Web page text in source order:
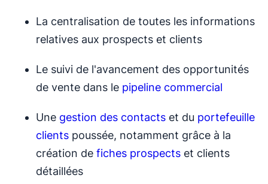
La centralisation de toutes les informations
relatives aux prospects et clients
Le suivi de l'avancement des opportunités
de vente dans le pipeline commercial
Une gestion des contacts et du portefeuille
clients poussée, notamment grâce à la
création de fiches prospects et clients
détaillées